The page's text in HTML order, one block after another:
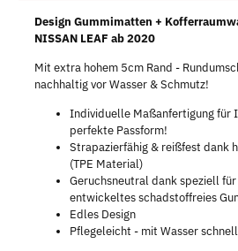
Design Gummimatten +
NISSAN LEAF ab 2020
Mit extra hohem 5cm Rand -
nachhaltig vor Wasser & Schmutz!
Individuelle Maßanfertigung für
perfekte Passform!
Strapazierfähig & reißfest dank
(TPE Material)
Geruchsneutral dank speziell
entwickeltes schadstoffreies
Edles Design
Pflegeleicht - mit Wasser